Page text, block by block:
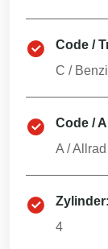
Code /
C /
Code /
A /Allrad
Zylinder:
4